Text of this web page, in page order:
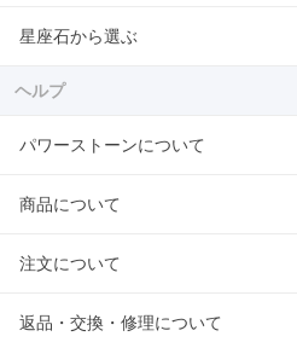
星座石から選ぶ
ヘルプ
パワーストーンについて
商品について
注文について
返品・交換・修理について